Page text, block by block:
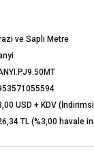
ve Saplı Metre
USD + KDV
TL (%3,00 havale